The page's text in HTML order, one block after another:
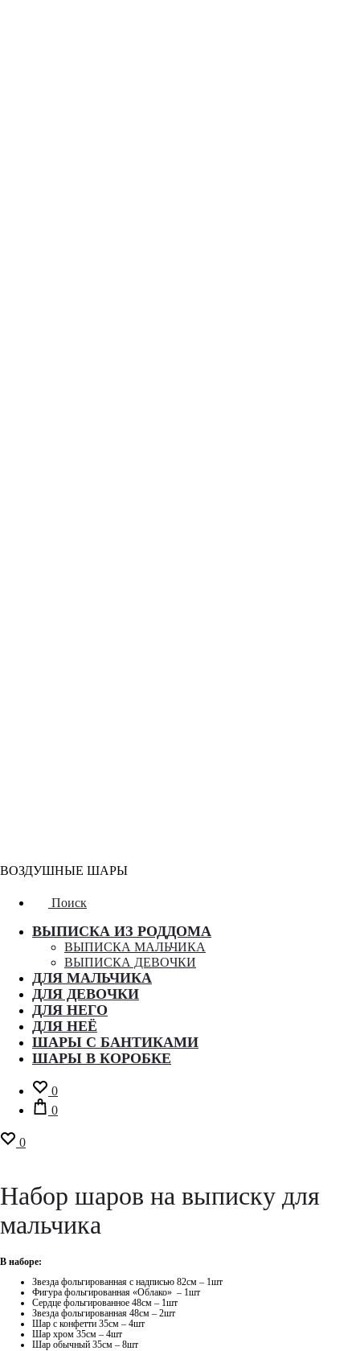
ВОЗДУШНЫЕ ШАРЫ
Поиск
ВЫПИСКА ИЗ РОДДОМА
ВЫПИСКА МАЛЬЧИКА
ВЫПИСКА ДЕВОЧКИ
ДЛЯ МАЛЬЧИКА
ДЛЯ ДЕВОЧКИ
ДЛЯ НЕГО
ДЛЯ НЕЁ
ШАРЫ С БАНТИКАМИ
ШАРЫ В КОРОБКЕ
0
0
0
Набор шаров на выписку для
мальчика
В наборе:
Звезда фольгированная с надписью 82см – 1шт
Фигура фольгированная «Облако» – 1шт
Сердце фольгированное 48см – 1шт
Звезда фольгированная 48см – 2шт
Шар с конфетти 35см – 4шт
Шар хром 35см – 4шт
Шар обычный 35см – 8шт